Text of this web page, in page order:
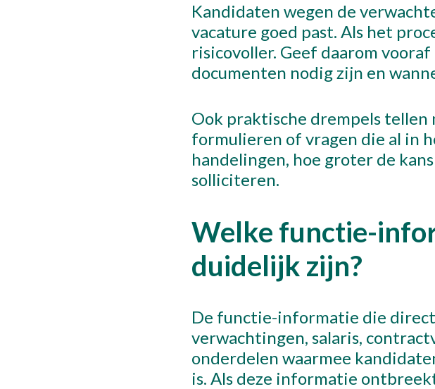
Kandidaten wegen de
vacature goed past. Als het
risicovoller. Geef daarom
documenten nodig zijn en
Ook praktische drempels tellen
formulieren of vragen die al in
handelingen, hoe groter de
solliciteren.
Welke functie-
duidelijk zijn?
De functie-informatie die
verwachtingen, salaris,
onderdelen waarmee
is. Als deze informatie